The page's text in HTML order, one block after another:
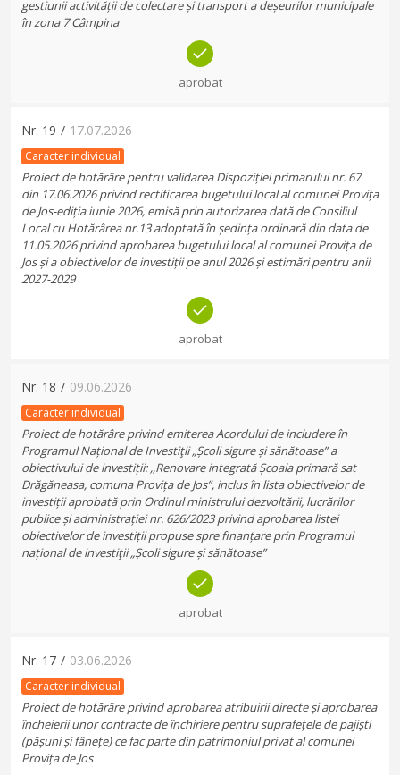
gestiunii activității de colectare și transport a deșeurilor municipale
în zona 7 Câmpina
aprobat
Nr. 19 / 17.07.2026
Caracter individual
Proiect de hotărâre pentru validarea Dispoziției primarului nr. 67
din 17.06.2026 privind rectificarea bugetului local al comunei Provița
de Jos-ediția iunie 2026, emisă prin autorizarea dată de Consiliul
Local cu Hotărârea nr.13 adoptată în ședința ordinară din data de
11.05.2026 privind aprobarea bugetului local al comunei Provița de
Jos și a obiectivelor de investiții pe anul 2026 și estimări pentru anii
2027-2029
aprobat
Nr. 18 / 09.06.2026
Caracter individual
Proiect de hotărâre privind emiterea Acordului de includere în
Programul Național de Investiţii „Școli sigure și sănătoase” a
obiectivului de investiții: ,,Renovare integrată Școala primară sat
Drăgăneasa, comuna Provița de Jos”, inclus în lista obiectivelor de
investiții aprobată prin Ordinul ministrului dezvoltării, lucrărilor
publice și administrației nr. 626/2023 privind aprobarea listei
obiectivelor de investiții propuse spre finanțare prin Programul
național de investiţii „Școli sigure și sănătoase”
aprobat
Nr. 17 / 03.06.2026
Caracter individual
Proiect de hotărâre privind aprobarea atribuirii directe și aprobarea
încheierii unor contracte de închiriere pentru suprafețele de pajiști
(pășuni și fânețe) ce fac parte din patrimoniul privat al comunei
Provița de Jos